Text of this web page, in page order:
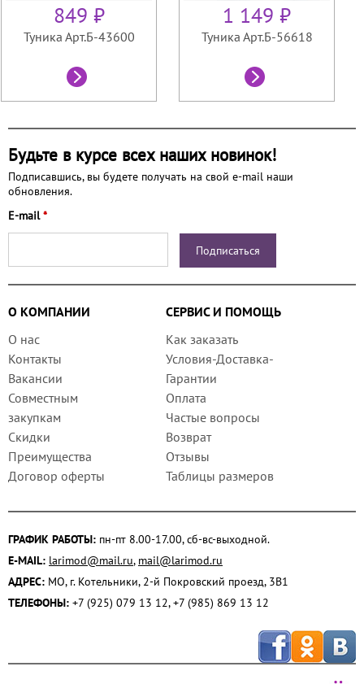
849 ₽
Туника Арт.Б-43600
1 149 ₽
Туника Арт.Б-56618
Будьте в курсе всех наших новинок!
Подписавшись, вы будете получать на свой e-mail наши
обновления.
E-mail*
О КОМПАНИИ
СЕРВИС И ПОМОЩЬ
О нас
Контакты
Вакансии
Совместным
закупкам
Скидки
Преимущества
Договор оферты
Как заказать
Условия-Доставка-
Гарантии
Оплата
Частые вопросы
Возврат
Отзывы
Таблицы размеров
ГРАФИК РАБОТЫ: пн-пт 8.00-17.00, сб-вс-выходной.
E-MAIL: larimod@mail.ru, mail@larimod.ru
АДРЕС: МО, г. Котельники, 2-й Покровский проезд, 3В1
ТЕЛЕФОНЫ: +7 (925) 079 13 12, +7 (985) 869 13 12